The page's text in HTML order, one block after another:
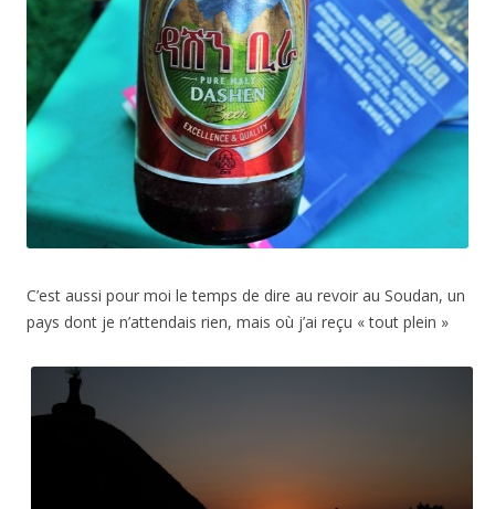
C’est aussi pour moi le temps de dire au revoir au Soudan, un
pays dont je n’attendais rien, mais où j’ai reçu « tout plein »